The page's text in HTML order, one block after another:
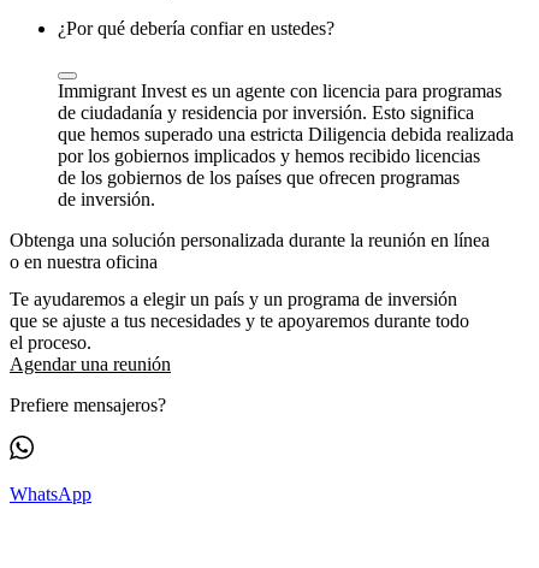
¿Por qué debería confiar en ustedes?
Immigrant Invest es un agente con licencia para programas
de ciudadanía y residencia por inversión. Esto significa
que hemos superado una estricta Diligencia debida realizada
por los gobiernos implicados y hemos recibido licencias
de los gobiernos de los países que ofrecen programas
de inversión.
Obtenga una solución personalizada durante la reunión en línea
o en nuestra oficina
Te ayudaremos a elegir un país y un programa de inversión
que se ajuste a tus necesidades y te apoyaremos durante todo
el proceso.
Agendar una reunión
Prefiere mensajeros?
WhatsApp